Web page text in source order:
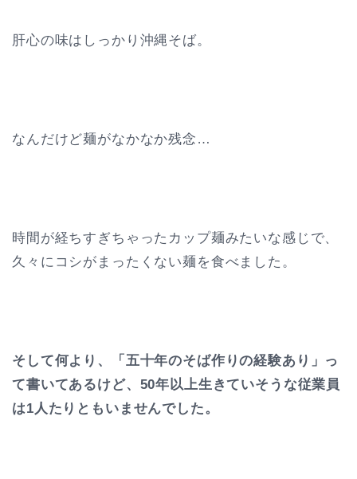
肝心の味はしっかり沖縄そば。
なんだけど麺がなかなか残念…
時間が経ちすぎちゃったカップ麺みたいな感じで、
久々にコシがまったくない麺を食べました。
そして何より、「五十年のそば作りの経験あり」っ
て書いてあるけど、50年以上生きていそうな従業員
は1人たりともいませんでした。